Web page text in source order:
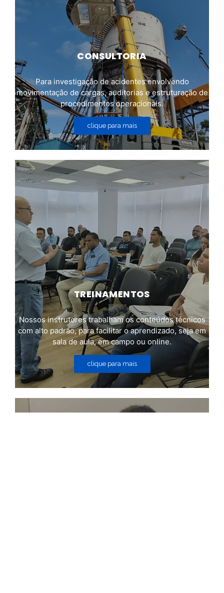
CONSULTORIA
Para investigação de acidentes envolvendo
movimentação de cargas, auditorias e estruturação de
procedimentos operacionais.
clique para mais
TREINAMENTOS
Nossos instrutores trabalham os conteúdos técnicos
com alto padrão, para facilitar o aprendizado, seja em
sala de aula, em campo ou online.
clique para mais